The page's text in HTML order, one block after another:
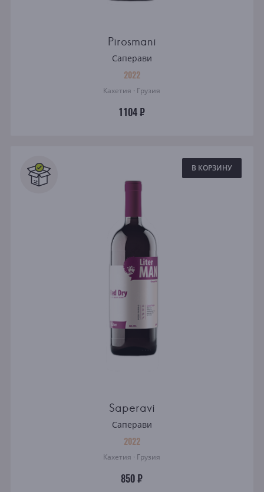
Pirosmani
Саперави
2022
Кахетия · Грузия
1104 ₽
В КОРЗИНУ
Saperavi
Саперави
2022
Кахетия · Грузия
850 ₽